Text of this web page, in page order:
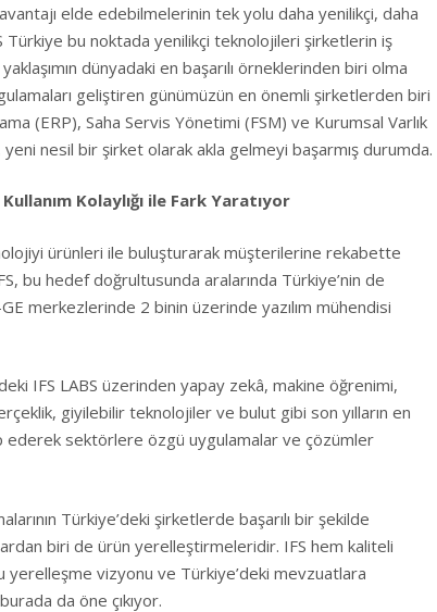
elde edebilmelerinin tek yolu daha yenilikçi, daha
Türkiye bu noktada yenilikçi teknolojileri şirketlerin iş
dünyadaki en başarılı örneklerinden biri olma
geliştiren günümüzün en önemli şirketlerden biri
(ERP), Saha Servis Yönetimi (FSM) ve Kurumsal Varlık
nesil bir şirket olarak akla gelmeyi başarmış durumda.
Kolaylığı ile Fark Yaratıyor
ürünleri ile buluşturarak müşterilerine rekabette
bu hedef doğrultusunda aralarında Türkiye’nin de
merkezlerinde 2 binin üzerinde yazılım mühendisi
IFS LABS üzerinden yapay zekâ, makine öğrenimi,
giyilebilir teknolojiler ve bulut gibi son yılların en
sektörlere özgü uygulamalar ve çözümler
Türkiye’deki şirketlerde başarılı bir şekilde
biri de ürün yerelleştirmeleridir. IFS hem kaliteli
vizyonu ve Türkiye’deki mevzuatlara
da öne çıkıyor.